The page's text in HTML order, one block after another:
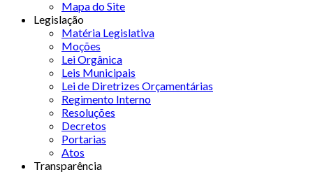
Mapa do Site
Legislação
Matéria Legislativa
Moções
Lei Orgânica
Leis Municipais
Lei de Diretrizes Orçamentárias
Regimento Interno
Resoluções
Decretos
Portarias
Atos
Transparência